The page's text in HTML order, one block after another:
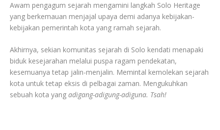
Awam pengagum sejarah mengamini langkah Solo Heritage
yang berkemauan menjajal upaya demi adanya kebijakan-
kebijakan pemerintah kota yang ramah sejarah.
Akhirnya, sekian komunitas sejarah di Solo kendati menapaki
biduk kesejarahan melalui puspa ragam pendekatan,
kesemuanya tetap jalin-menjalin. Memintal kemolekan sejarah
kota untuk tetap eksis di pelbagai zaman. Mengukuhkan
sebuah kota yang adigang-adigung-adiguna. Tsah!